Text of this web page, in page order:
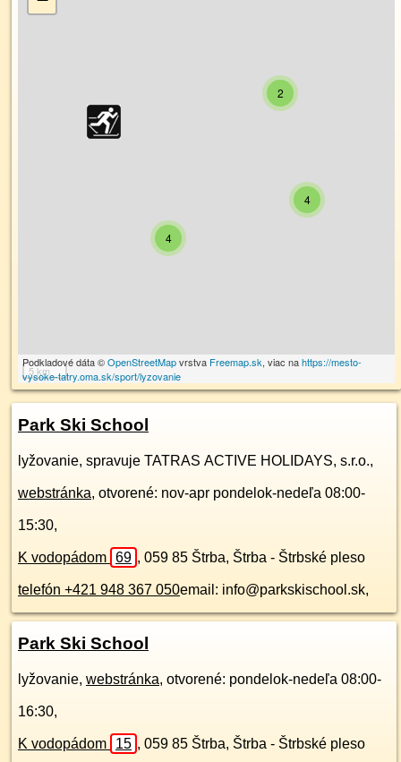
2
4
4
5 km
Podkladové dáta ©OpenStreetMapvrstva Freemap.sk, viac nahttps://mesto-
vysoke-tatry.oma.sk/sport/lyzovanie
Park Ski School
lyžovanie, spravuje TATRAS ACTIVE HOLIDAYS, s.r.o.,
webstránka, otvorené: nov-apr pondelok-nedeľa 08:00-
15:30,
K vodopádom 69 , 059 85 Štrba, Štrba - Štrbské pleso
telefón +421 948 367 050email: info@parkskischool.sk,
Park Ski School
lyžovanie, webstránka, otvorené: pondelok-nedeľa 08:00-
16:30,
K vodopádom 15 , 059 85 Štrba, Štrba - Štrbské pleso